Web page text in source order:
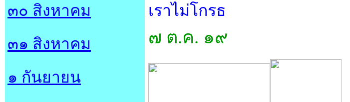
๓๐ สิงหาคม
๓๑ สิงหาคม
๑ กันยายน
เราไม่โกรธ
๗ ต.ค. ๑๙